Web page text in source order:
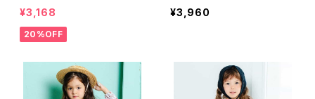
¥3,168
20%OFF
¥3,960